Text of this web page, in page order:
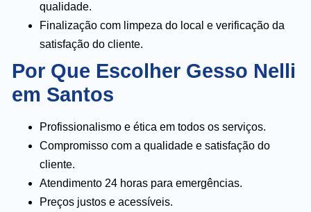
qualidade.
Finalização com limpeza do local e verificação da
satisfação do cliente.
Por Que Escolher Gesso Nelli
em Santos
Profissionalismo e ética em todos os serviços.
Compromisso com a qualidade e satisfação do
cliente.
Atendimento 24 horas para emergências.
Preços justos e acessíveis.